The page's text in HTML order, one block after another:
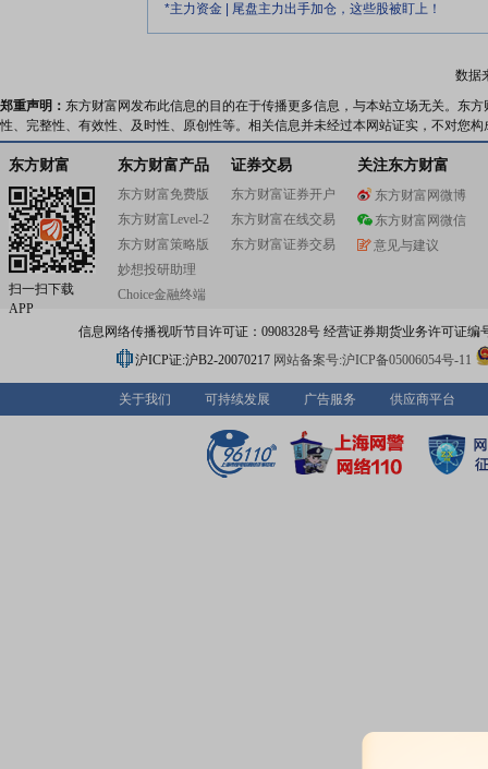
*主力资金 | 尾盘主力出手加仓，这些股被盯上！
数据
郑重声明： 东方财富网发布此信息的目的在于传播更多信息，与本站立场无关。东
性、完整性、有效性、及时性、原创性等。相关信息并未经过本网站证实，不对您
东方财富
扫一扫下载
APP
东方财富产品
东方财富免费版
东方财富Level-2
东方财富策略版
妙想投研助理
Choice金融终端
证券交易
东方财富证券开户
东方财富在线交易
东方财富证券交易
关注东方财富
东方财富网微博
东方财富网微信
意见与建议
信息网络传播视听节目许可证：0908328号 经营证券期货业务许可证编
沪ICP证:沪B2-20070217 网站备案号:沪ICP备05006054号-11
关于我们 可持续发展 广告服务 供应商平台